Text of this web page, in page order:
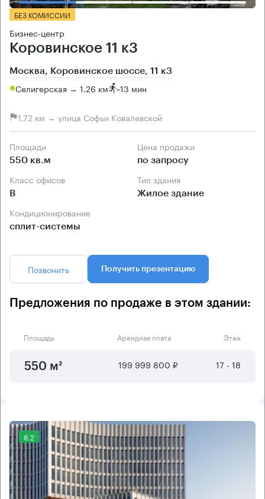
БЕЗ КОМИССИИ
Бизнес-центр
Коровинское 11 к3
Москва, Коровинское шоссе, 11 к3
Селигерская → 1.26 км ~13 мин
1.72 км → улица Софьи Ковалевской
Площади
550 кв.м
Цена продажи
по запросу
Класс офисов
B
Тип здания
Жилое здание
Кондиционирование
сплит-системы
Позвонить Получить презентацию
Предложения по продаже в этом здании:
Площадь Арендная плата Этаж
550 м² 199 999 800 ₽ 17 - 18
8.2